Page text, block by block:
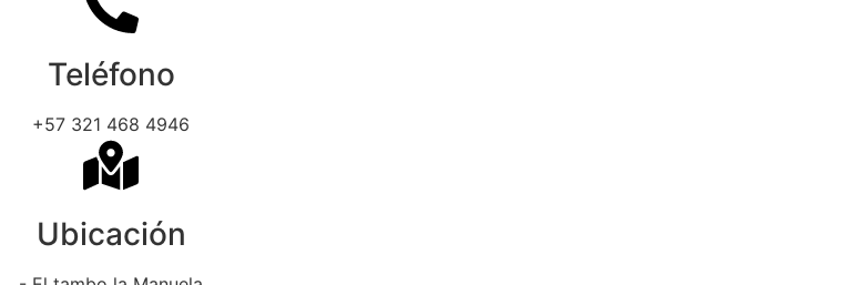
Teléfono
+57 321 468 4946
Ubicación